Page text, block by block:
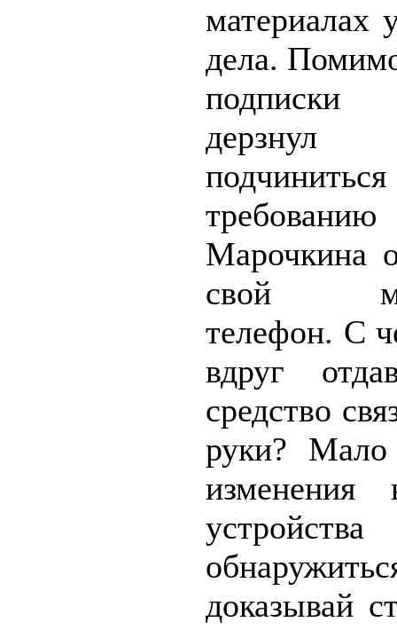
материалах
дела.
подчиниться
требованию
Марочкина
свой
телефон. С
вдруг
средство
руки?
изменения
доказывай